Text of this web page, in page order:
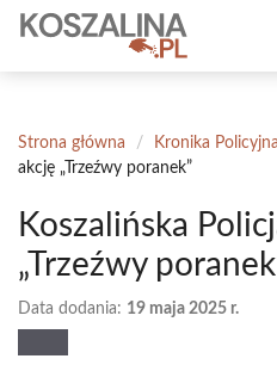
Przejdź
treści
Strona główna / Kronika Policyjna
akcję „Trzeźwy poranek”
Koszalińska
„Trzeźwy
Data dodania: 19 maja 2025 r.